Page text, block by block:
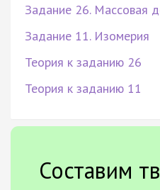
Задание 26. Массовая
Задание 11. Изомерия
Теория к заданию 26
Теория к заданию 11
Составим